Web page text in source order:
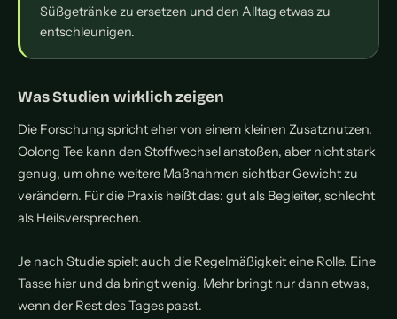
Süßgetränke zu ersetzen und den Alltag etwas zu
entschleunigen.
Was Studien wirklich zeigen
Die Forschung spricht eher von einem kleinen Zusatznutzen.
Oolong Tee kann den Stoffwechsel anstoßen, aber nicht stark
genug, um ohne weitere Maßnahmen sichtbar Gewicht zu
verändern. Für die Praxis heißt das: gut als Begleiter, schlecht
als Heilsversprechen.
Je nach Studie spielt auch die Regelmäßigkeit eine Rolle. Eine
Tasse hier und da bringt wenig. Mehr bringt nur dann etwas,
wenn der Rest des Tages passt.